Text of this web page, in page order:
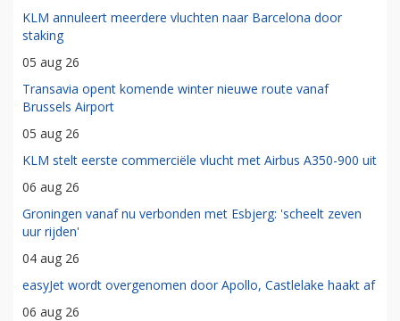
KLM annuleert meerdere vluchten naar Barcelona door
staking
05 aug 26
Transavia opent komende winter nieuwe route vanaf
Brussels Airport
05 aug 26
KLM stelt eerste commerciële vlucht met Airbus A350-900 uit
06 aug 26
Groningen vanaf nu verbonden met Esbjerg: 'scheelt zeven
uur rijden'
04 aug 26
easyJet wordt overgenomen door Apollo, Castlelake haakt af
06 aug 26